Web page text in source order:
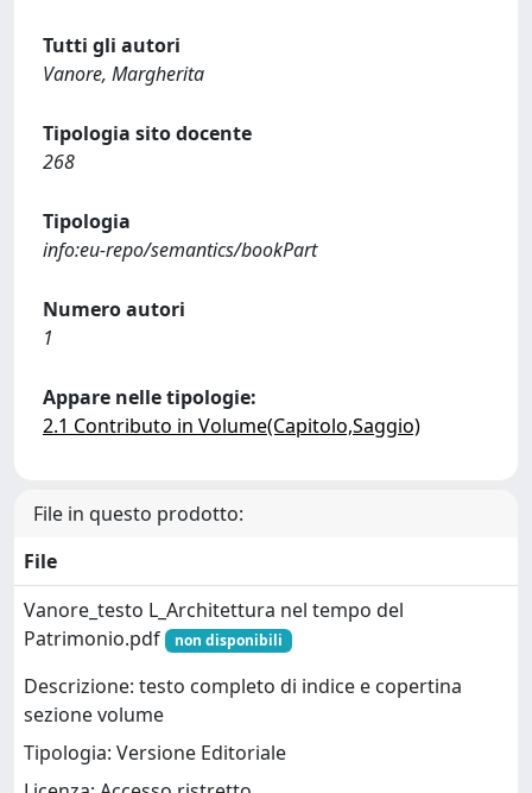
Tutti gli autori
Vanore, Margherita
Tipologia sito docente
268
Tipologia
info:eu-repo/semantics/bookPart
Numero autori
1
Appare nelle tipologie:
2.1 Contributo in Volume(Capitolo,Saggio)
File in questo prodotto:
File
Vanore_testo L_Architettura nel tempo del
Patrimonio.pdf
non disponibili
Descrizione: testo completo di indice e copertina
sezione volume
Tipologia: Versione Editoriale